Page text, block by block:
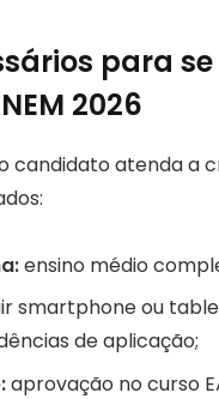
para
2026
candidato atenda a
ensino médio
smartphone ou
de aplicação;
aprovação no curso